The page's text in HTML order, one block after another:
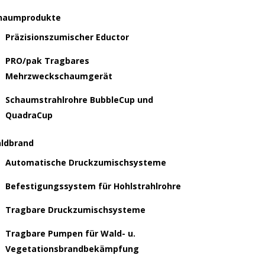
Präzisionszumischer Eductor
PRO/pak Tragbares
Mehrzweckschaumgerät
Schaumstrahlrohre BubbleCup und
QuadraCup
Automatische Druckzumischsysteme
Befestigungssystem für Hohlstrahlrohre
Tragbare Druckzumischsysteme
Tragbare Pumpen für Wald- u.
Vegetationsbrandbekämpfung